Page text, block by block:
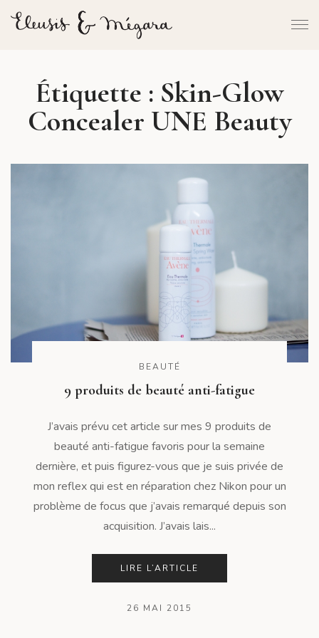
Étiquette : Skin-Glow
Concealer UNE Beauty
BEAUTÉ
9 produits de beauté anti-fatigue
J’avais prévu cet article sur mes 9 produits de
beauté anti-fatigue favoris pour la semaine
dernière, et puis figurez-vous que je suis privée de
mon reflex qui est en réparation chez Nikon pour un
problème de focus que j’avais remarqué depuis son
acquisition. J’avais lais...
LIRE L’ARTICLE
26 MAI 2015